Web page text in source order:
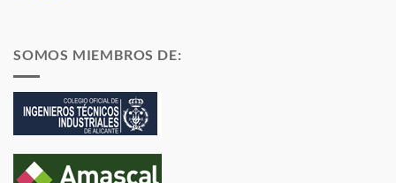
SOMOS MIEMBROS DE: